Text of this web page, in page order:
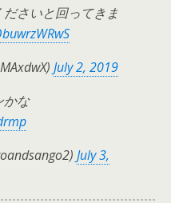
さいと回ってきま
July 2, 2019
かな
July 3,